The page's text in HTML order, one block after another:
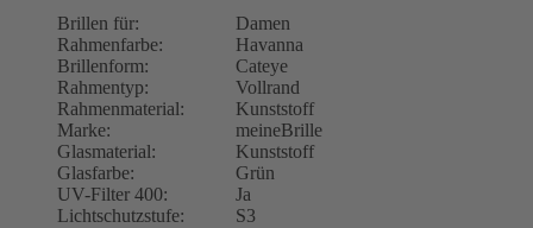
Brillen für:
Damen
Rahmenfarbe:
Havanna
Brillenform:
Cateye
Rahmentyp:
Vollrand
Rahmenmaterial:
Kunststoff
Marke:
meineBrille
Glasmaterial:
Kunststoff
Glasfarbe:
Grün
UV-Filter 400:
Ja
Lichtschutzstufe:
S3